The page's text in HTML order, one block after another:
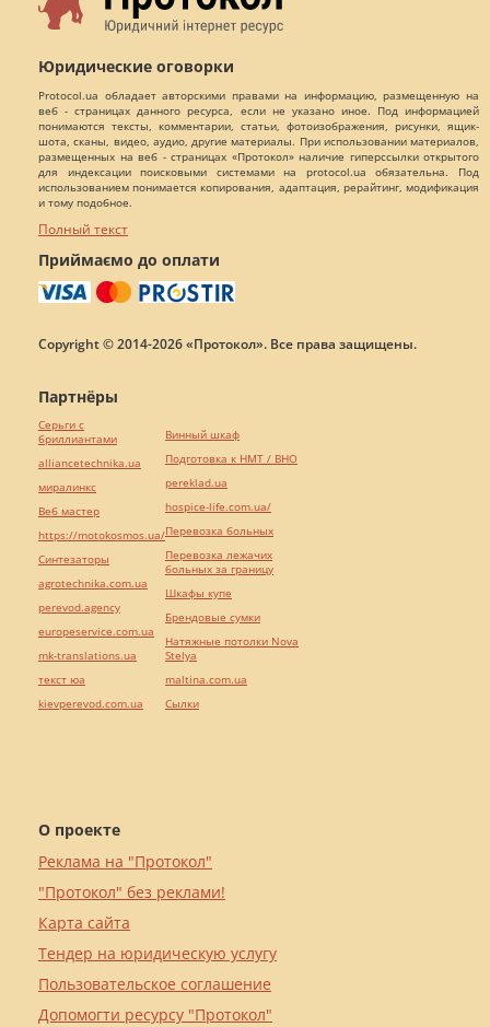
Юридические оговорки
Protocol.ua обладает авторскими правами на информацию, размещенную на
веб - страницах данного ресурса, если не указано иное. Под информацией
понимаются тексты, комментарии, статьи, фотоизображения, рисунки, ящик-
шота, сканы, видео, аудио, другие материалы. При использовании материалов,
размещенных на веб - страницах «Протокол» наличие гиперссылки открытого
для индексации поисковыми системами на protocol.ua обязательна. Под
использованием понимается копирования, адаптация, рерайтинг, модификация
и тому подобное.
Полный текст
Приймаємо до оплати
Copyright © 2014-2026 «Протокол». Все права защищены.
О проекте
Реклама на "Протокол"
"Протокол" без реклами!
Карта сайта
Тендер на юридическую услугу
Пользовательское соглашение
Допомогти ресурсу "Протокол"
Партнёры
Серьги с
бриллиантами
alliancetechnika.ua
миралинкс
Веб мастер
https://motokosmos.ua/
Синтезаторы
agrotechnika.com.ua
perevod.agency
europeservice.com.ua
mk-translations.ua
текст юа
kievperevod.com.ua
Винный шкаф
Подготовка к НМТ / ВНО
pereklad.ua
hospice-life.com.ua/
Перевозка больных
Перевозка лежачих
больных за границу
Шкафы купе
Брендовые сумки
Натяжные потолки Nova
Stelya
maltina.com.ua
Cылки